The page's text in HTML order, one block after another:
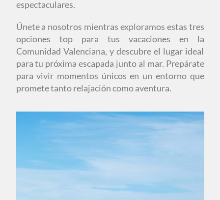
espectaculares.
Únete a nosotros mientras exploramos estas tres
opciones top para tus vacaciones en la
Comunidad Valenciana, y descubre el lugar ideal
para tu próxima escapada junto al mar. Prepárate
para vivir momentos únicos en un entorno que
promete tanto relajación como aventura.